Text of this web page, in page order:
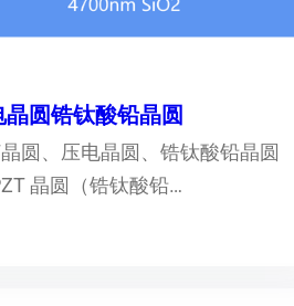
圆锆钛酸铅晶圆
圆、压电晶圆、锆钛酸铅晶圆
晶圆（锆钛酸铅…